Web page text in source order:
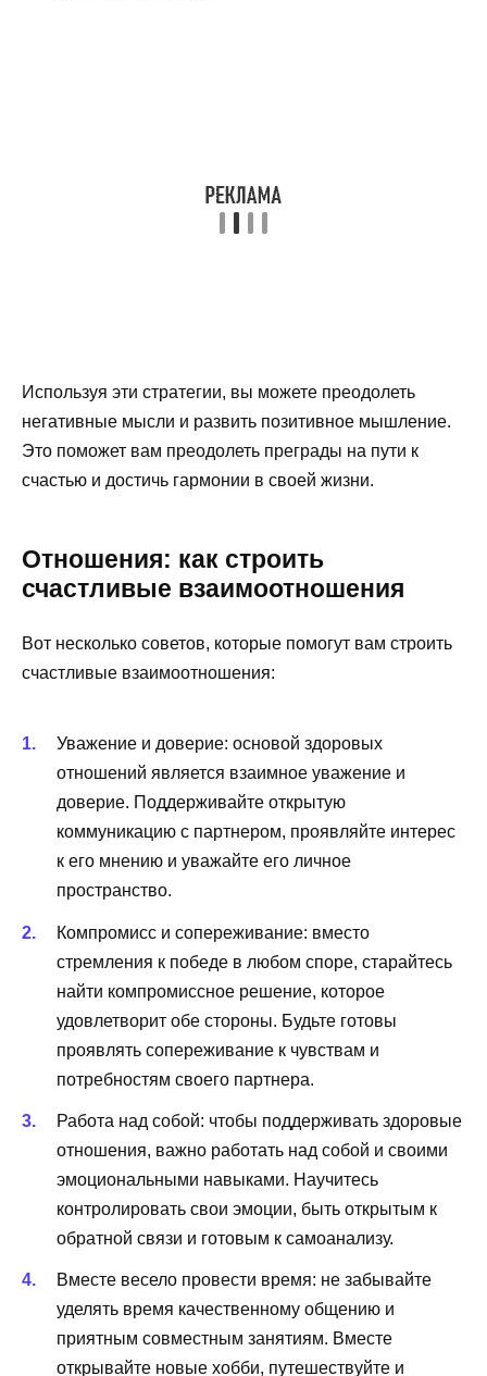
Используя эти стратегии, вы можете преодолеть
негативные мысли и развить позитивное мышление.
Это поможет вам преодолеть преграды на пути к
счастью и достичь гармонии в своей жизни.
Отношения: как строить
счастливые взаимоотношения
Вот несколько советов, которые помогут вам строить
счастливые взаимоотношения:
Уважение и доверие: основой здоровых
отношений является взаимное уважение и
доверие. Поддерживайте открытую
коммуникацию с партнером, проявляйте интерес
к его мнению и уважайте его личное
пространство.
Компромисс и сопереживание: вместо
стремления к победе в любом споре, старайтесь
найти компромиссное решение, которое
удовлетворит обе стороны. Будьте готовы
проявлять сопереживание к чувствам и
потребностям своего партнера.
Работа над собой: чтобы поддерживать здоровые
отношения, важно работать над собой и своими
эмоциональными навыками. Научитесь
контролировать свои эмоции, быть открытым к
обратной связи и готовым к самоанализу.
Вместе весело провести время: не забывайте
уделять время качественному общению и
приятным совместным занятиям. Вместе
открывайте новые хобби, путешествуйте и